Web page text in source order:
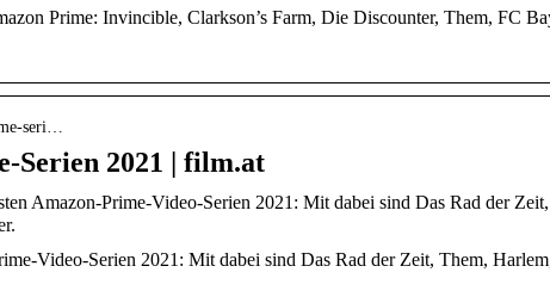
Prime: Invincible, Clarkson’s Farm, Die Discounter, Them, FC
seri…
Serien 2021 | film.at
Amazon-Prime-Video-Serien 2021: Mit dabei sind Das Rad der Zeit,
Video-Serien 2021: Mit dabei sind Das Rad der Zeit, Them,